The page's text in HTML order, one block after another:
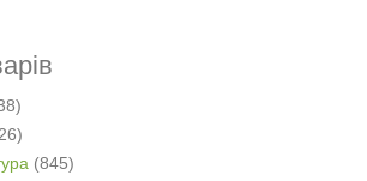
(845)